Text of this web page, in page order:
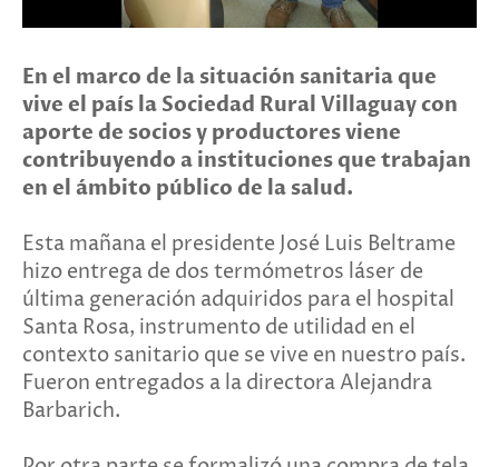
En el marco de la situación sanitaria que
vive el país la Sociedad Rural Villaguay con
aporte de socios y productores viene
contribuyendo a instituciones que trabajan
en el ámbito público de la salud.
Esta mañana el presidente José Luis Beltrame
hizo entrega de dos termómetros láser de
última generación adquiridos para el hospital
Santa Rosa, instrumento de utilidad en el
contexto sanitario que se vive en nuestro país.
Fueron entregados a la directora Alejandra
Barbarich.